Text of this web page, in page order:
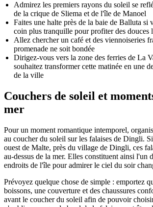
Admirez les premiers rayons du soleil se
de la crique de Sliema et de l'île de Manoel
Faites une halte près de la baie de Balluta si
coin plus tranquille pour profiter des douces
Allez chercher un café et des viennoiseries
promenade ne soit bondée
Dirigez-vous vers la zone des ferries de La
souhaitez transformer cette matinée en une
de la ville
Couchers de soleil et
mer
Pour un moment romantique intemporel,
au coucher du soleil sur les falaises de Dingli.
ouest de Malte, près du village de Dingli, ces
au-dessus de la mer. Elles constituent ainsi l'un
endroits de l'île pour admirer le ciel du soir
Prévoyez quelque chose de simple : emportez
boissons, une couverture et des chaussures
avant le coucher du soleil afin de pouvoir